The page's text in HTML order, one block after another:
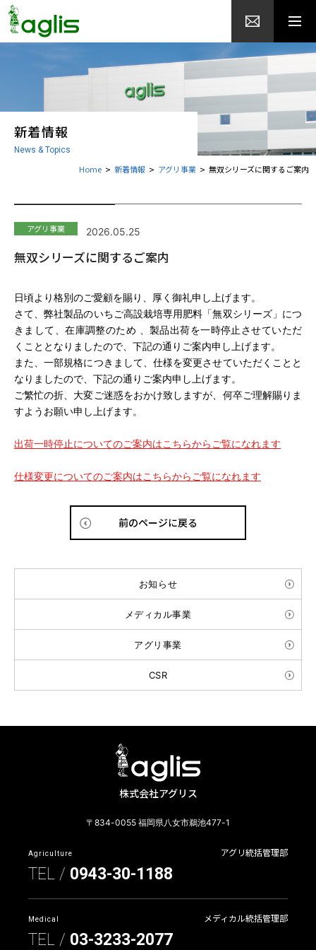
新着情報
News & Topics
Home 新着情報 アグリ事業 無双シリーズに関するご案内
アグリ事業 2026.05.25
無双シリーズに関するご案内
日頃より格別のご愛顧を賜り、厚く御礼申し上げます。
さて、弊社製品のいちご高設栽培専用肥料「無双シリーズ」につ
きまして、在庫調整のため 、製品出荷を一時停止させていただ
くこととなりましたので、下記の通りご案内申し上げます。
また、一部規格につきまして、仕様を変更させていただくことと
なりましたので、下記の通りご案内申し上げます。
ご繁忙の折、大変ご迷惑をおかけ致しますが、何卒ご理解賜りま
すようお願い申し上げます。
出荷一時停止についてのご案内はこちらからご覧になれます
仕様変更についてのご案内はこちらからご覧になれます
前のページに戻る
お知らせ
メディカル事業
アグリ事業
CSR
株式会社アグリス
〒834-0055 福岡県八女市鵜池477-1
Agriculture アグリ統括管理部
TEL / 0943-30-1188
Medical メディカル統括管理部
TEL / 03-3233-2077